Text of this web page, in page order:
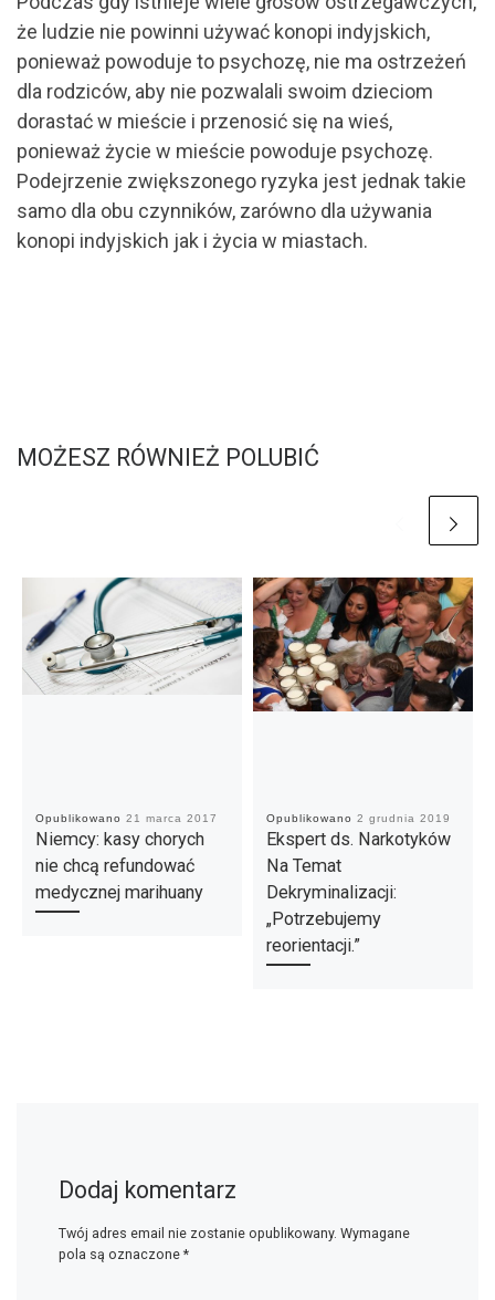
że ludzie nie powinni używać konopi indyjskich,
ponieważ powoduje to psychozę, nie ma ostrzeżeń
dla rodziców, aby nie pozwalali swoim dzieciom
dorastać w mieście i przenosić się na wieś,
ponieważ życie w mieście powoduje psychozę.
Podejrzenie zwiększonego ryzyka jest jednak takie
samo dla obu czynników, zarówno dla używania
konopi indyjskich jak i życia w miastach.
MOŻESZ RÓWNIEŻ POLUBIĆ
Opublikowano 21 marca 2017
Niemcy: kasy chorych
nie chcą refundować
medycznej marihuany
Opublikowano 2 grudnia 2019
Ekspert ds. Narkotyków
Na Temat
Dekryminalizacji:
„Potrzebujemy
reorientacji.”
Dodaj komentarz
Twój adres email nie zostanie opublikowany. Wymagane
pola są oznaczone *